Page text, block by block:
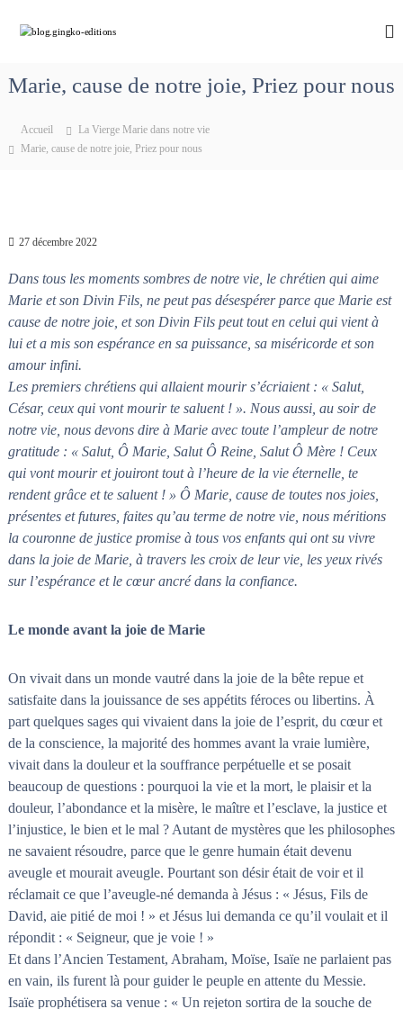
g
g
d
o
n
s
i
o
n
e
q
é
i
t
s
n
u
d
s
Marie, cause de notre joie, Priez pour nous
Accueil
La Vierge Marie dans notre vie
Marie, cause de notre joie, Priez pour nous
27 décembre 2022
Dans tous les moments sombres de notre vie, le chrétien qui aime
Marie et son Divin Fils, ne peut pas désespérer parce que Marie est
cause de notre joie, et son Divin Fils peut tout en celui qui vient à
lui et a mis son espérance en sa puissance, sa miséricorde et son
amour infini.
Les premiers chrétiens qui allaient mourir s’écriaient : « Salut,
César, ceux qui vont mourir te saluent ! ». Nous aussi, au soir de
notre vie, nous devons dire à Marie avec toute l’ampleur de notre
gratitude : « Salut, Ô Marie, Salut Ô Reine, Salut Ô Mère ! Ceux
qui vont mourir et jouiront tout à l’heure de la vie éternelle, te
rendent grâce et te saluent ! » Ô Marie, cause de toutes nos joies,
présentes et futures, faites qu’au terme de notre vie, nous méritions
la couronne de justice promise à tous vos enfants qui ont su vivre
dans la joie de Marie, à travers les croix de leur vie, les yeux rivés
sur l’espérance et le cœur ancré dans la confiance.
Le monde avant la joie de Marie
On vivait dans un monde vautré dans la joie de la bête repue et
satisfaite dans la jouissance de ses appétits féroces ou libertins. À
part quelques sages qui vivaient dans la joie de l’esprit, du cœur et
de la conscience, la majorité des hommes avant la vraie lumière,
vivait dans la douleur et la souffrance perpétuelle et se posait
beaucoup de questions : pourquoi la vie et la mort, le plaisir et la
douleur, l’abondance et la misère, le maître et l’esclave, la justice et
l’injustice, le bien et le mal ? Autant de mystères que les philosophes
ne savaient résoudre, parce que le genre humain était devenu
aveugle et mourait aveugle. Pourtant son désir était de voir et il
réclamait ce que l’aveugle-né demanda à Jésus : « Jésus, Fils de
David, aie pitié de moi ! » et Jésus lui demanda ce qu’il voulait et il
répondit : « Seigneur, que je voie ! »
Et dans l’Ancien Testament, Abraham, Moïse, Isaïe ne parlaient pas
en vain, ils furent là pour guider le peuple en attente du Messie.
Isaïe prophétisera sa venue : « Un rejeton sortira de la souche de